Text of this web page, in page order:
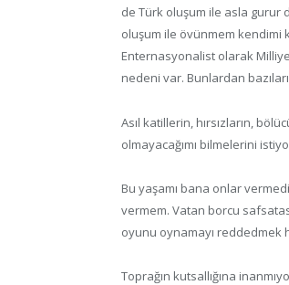
de Türk oluşum ile asla gurur
oluşum ile övünmem kendimi
Enternasyonalist olarak
nedeni var. Bunlardan
Asıl katillerin, hırsızların,
olmayacağımı bilmelerini
Bu yaşamı bana onlar
vermem. Vatan borcu
oyunu oynamayı reddedmek
Toprağın kutsallığına